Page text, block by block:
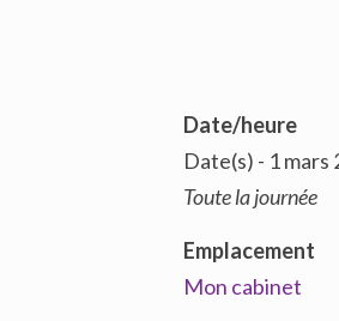
Date/heure
Date(s) - 1 mars
Toute la journée
Emplacement
Mon cabinet